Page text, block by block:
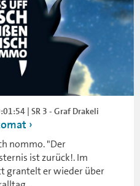
| SR 3 - Graf Drakeli
nommo. "Der
ist zurück!. Im
grantelt er wieder über